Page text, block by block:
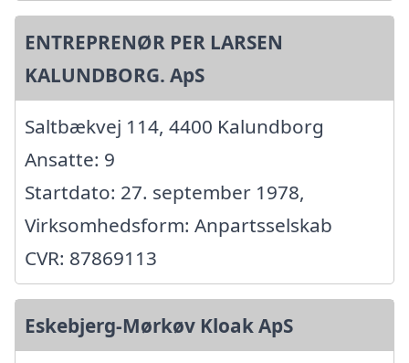
ENTREPRENØR PER LARSEN
KALUNDBORG. ApS
Saltbækvej 114, 4400 Kalundborg
Ansatte: 9
Startdato: 27. september 1978,
Virksomhedsform: Anpartsselskab
CVR: 87869113
Eskebjerg-Mørkøv Kloak ApS